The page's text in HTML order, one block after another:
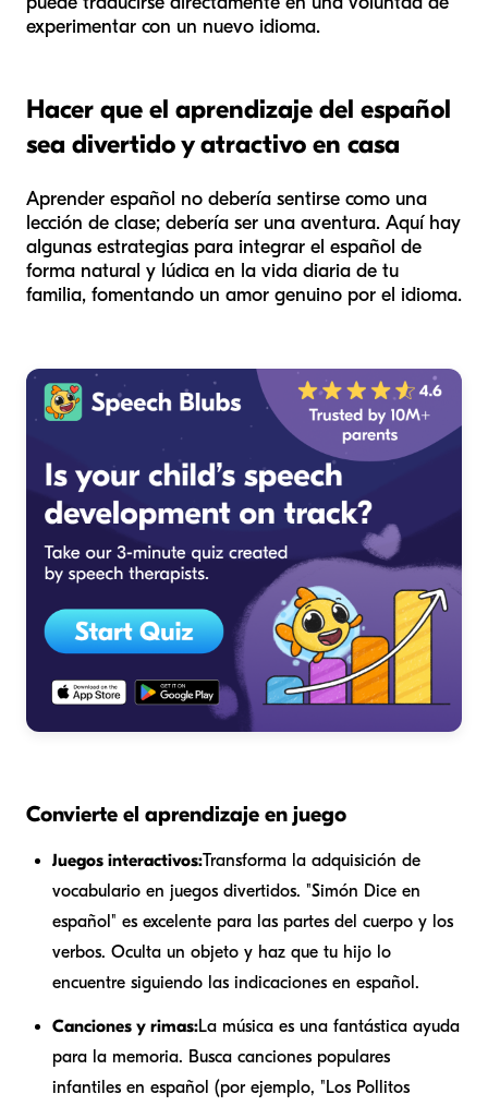
experimentar con un nuevo idioma.
Hacer que el aprendizaje del español
sea divertido y atractivo en casa
Aprender español no debería sentirse como una
lección de clase; debería ser una aventura. Aquí hay
algunas estrategias para integrar el español de
forma natural y lúdica en la vida diaria de tu
familia, fomentando un amor genuino por el idioma.
Convierte el aprendizaje en juego
Juegos interactivos:Transforma la adquisición de
vocabulario en juegos divertidos. "Simón Dice en
español" es excelente para las partes del cuerpo y los
verbos. Oculta un objeto y haz que tu hijo lo
encuentre siguiendo las indicaciones en español.
Canciones y rimas:La música es una fantástica ayuda
para la memoria. Busca canciones populares
infantiles en español (por ejemplo, "Los Pollitos